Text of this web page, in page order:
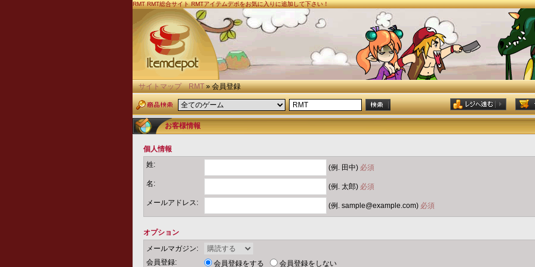
RMT RMT総合サイト RMTアイテムデポをお気に入りに追加して下さい！
サイトマップ RMT» 会員登録
お客様情報
個人情報
姓:
(例. 田中) 必須
名:
(例. 太郎) 必須
メールアドレス:
(例. sample@example.com) 必須
オプション
メールマガジン:
会員登録:
会員登録をする 会員登録をしない